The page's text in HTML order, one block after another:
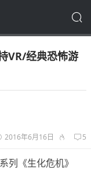
VR/经典恐怖游
2016年6月16日 5
列《生化危机》